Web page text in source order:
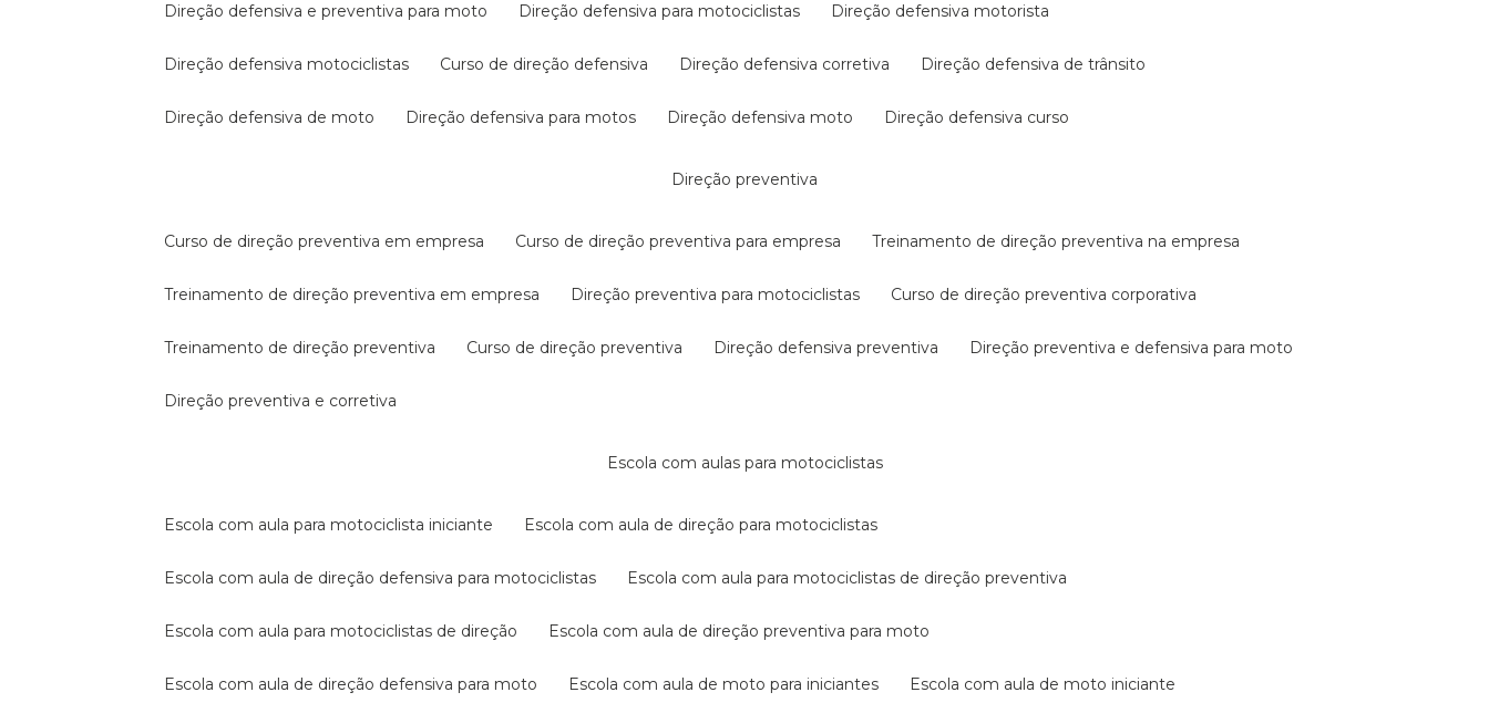
direção defensiva e preventiva para moto direção defensiva para motociclistas direção defensiva motorista
direção defensiva motociclistas curso de direção defensiva direção defensiva corretiva direção defensiva de trânsito
direção defensiva de moto direção defensiva para motos direção defensiva moto direção defensiva curso
direção preventiva
curso de direção preventiva em empresa curso de direção preventiva para empresa treinamento de direção preventiva na empresa
treinamento de direção preventiva em empresa direção preventiva para motociclistas curso de direção preventiva corporativa
treinamento de direção preventiva curso de direção preventiva direção defensiva preventiva direção preventiva e defensiva para moto
direção preventiva e corretiva
escola com aulas para motociclistas
escola com aula para motociclista iniciante escola com aula de direção para motociclistas
escola com aula de direção defensiva para motociclistas escola com aula para motociclistas de direção preventiva
escola com aula para motociclistas de direção escola com aula de direção preventiva para moto
escola com aula de direção defensiva para moto escola com aula de moto para iniciantes escola com aula de moto iniciante